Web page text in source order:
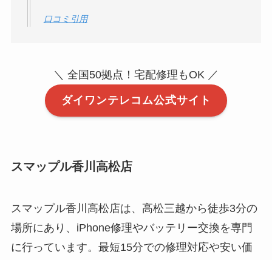
口コミ引用
＼ 全国50拠点！宅配修理もOK ／
ダイワンテレコム公式サイト
スマップル香川高松店
スマップル香川高松店は、高松三越から徒歩3分の
場所にあり、iPhone修理やバッテリー交換を専門
に行っています。最短15分での修理対応や安い価